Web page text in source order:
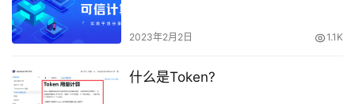
2023年2月2日 1.1K
什么是Token?